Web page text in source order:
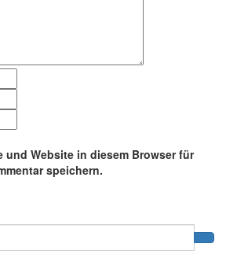
und Website in diesem Browser für
speichern.